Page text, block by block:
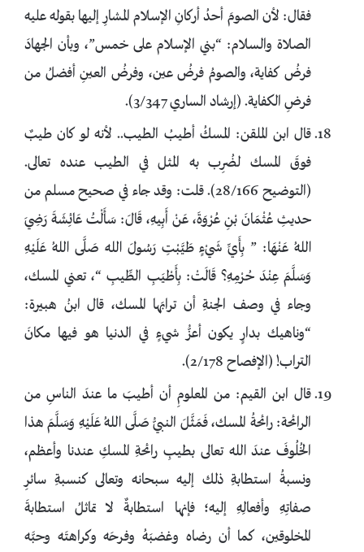
فقال: لأن الصومَ أحدُ أركانِ الإسلام المشارِ إليها بقوله عليه
الصلاة والسلام: “بني الإسلام على خمس”، وبأن الجهادَ
فرضُ كفاية، والصومُ فرضُ عين، وفرضُ العينِ أفضلُ من
فرضِ الكفاية. (إرشاد الساري 3/347).
قال ابن الملقن: المسكُ أطيبُ الطيب.. لأنه لو كان طيبٌ
فوقَ المسك لضُرِب به المثل في الطيب عنده تعالى.
(التوضيح 28/166). قلت: وقد جاء في صحيح مسلم من
حديثِ عُثْمَانَ بْنِ عُرْوَةَ، عَنْ أَبِيهِ، قَالَ: سَأَلْتُ عَائِشَةَ رَضِيَ
اللهُ عَنْهَا: ” بِأَيِّ شَيْءٍ طَيَّبْتِ رَسُولَ اللهِ صَلَّى اللهُ عَلَيْهِ
وَسَلَّمَ عِنْدَ حُرْمِهِ؟ قَالَتْ: بِأَطْيَبِ الطِّيبِ “، تعني المسك،
وجاء في وصف الجنةِ أن ترابَها المسك، قال ابنُ هبيرة:
“وناهيك بدارٍ يكون أعزُّ شيءٍ في الدنيا هو فيها مكانَ
التراب! (الإفصاح 2/178).
قال ابن القيم: من المعلومِ أن أطيبَ ما عندَ الناسِ من
الرائحة: رائحةُ المسك، فَمَثَّلَ النبيُّ صَلَّى اللهُ عَلَيْهِ وَسَلَّمَ هذا
الخُلُوفَ عندَ الله تعالى بطيبِ رائحةِ المسكِ عندنا وأعظم،
ونسبةُ استطابةِ ذلك إليه سبحانه وتعالى كنسبةِ سائرِ
صفاتِهِ وأفعالِهِ إليه؛ فإنها استطابةٌ لا تماثلُ استطابةَ
المخلوقين، كما أن رضاه وغضبَهُ وفرحَه وكراهتَه وحبَّه